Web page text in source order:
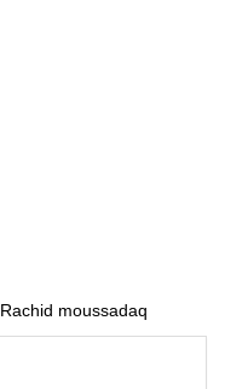
Rachid moussadaq